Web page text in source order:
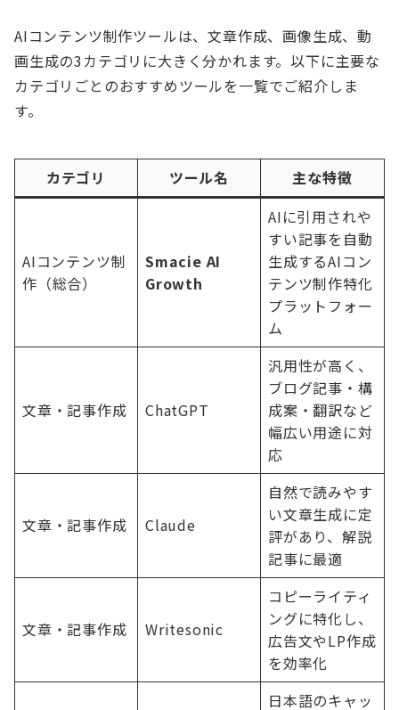
AIコンテンツ制作ツールは、文章作成、画像生成、動
画生成の3カテゴリに大きく分かれます。以下に主要な
カテゴリごとのおすすめツールを一覧でご紹介しま
す。
カテゴリ ツール名 主な特徴
AIコンテンツ制
作（総合）
Smacie AI
Growth
AIに引用されや
すい記事を自動
生成するAIコン
テンツ制作特化
プラットフォー
ム
文章・記事作成 ChatGPT
汎用性が高く、
ブログ記事・構
成案・翻訳など
幅広い用途に対
応
文章・記事作成 Claude
自然で読みやす
い文章生成に定
評があり、解説
記事に最適
文章・記事作成 Writesonic
コピーライティ
ングに特化し、
広告文やLP作成
を効率化
日本語のキャッ